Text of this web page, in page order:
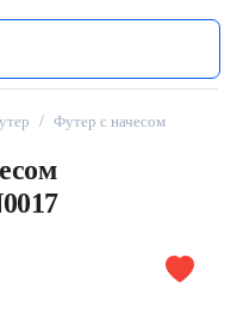
/ Футер с начесом